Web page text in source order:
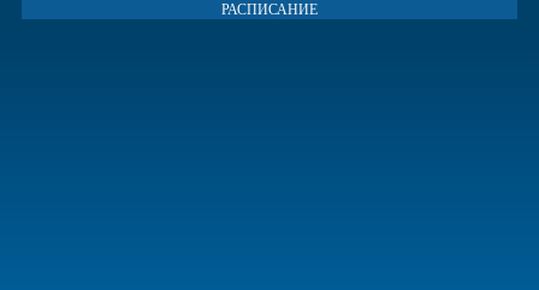
РАСПИСАНИЕ